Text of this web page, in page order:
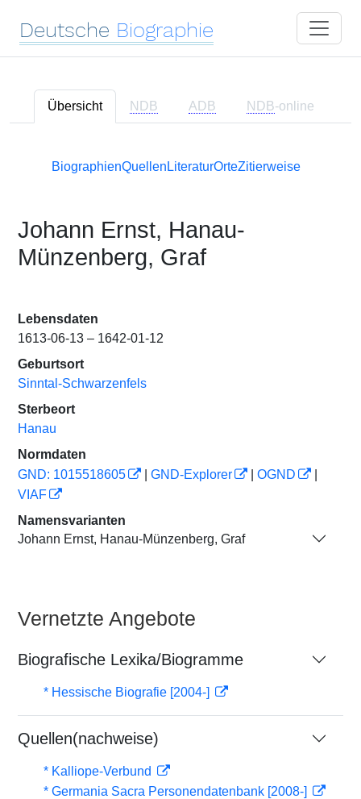
Deutsche Biographie
Übersicht NDB ADB NDB-online
BiographienQuellen LiteraturOrteZitierweise
Johann Ernst, Hanau-
Münzenberg, Graf
Lebensdaten
1613-06-13 – 1642-01-12
Geburtsort
Sinntal-Schwarzenfels
Sterbeort
Hanau
Normdaten
GND: 1015518605
GND-Explorer OGND
VIAF
Namensvarianten
Johann Ernst, Hanau-Münzenberg, Graf
Vernetzte Angebote
Biografische Lexika/Biogramme
* Hessische Biografie [2004-]
Quellen(nachweise)
* Kalliope-Verbund
* Germania Sacra Personendatenbank [2008-]